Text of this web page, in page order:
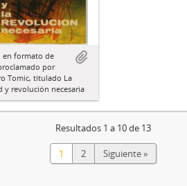
en formato de
por
Tomic, titulado La
y revolución necesaria
Resultados 1 a 10 de 13
1 2 Siguiente »